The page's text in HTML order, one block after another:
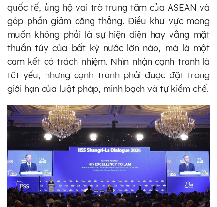
quốc tế, ủng hộ vai trò trung tâm của ASEAN và
góp phần giảm căng thẳng. Điều khu vực mong
muốn không phải là sự hiện diện hay vắng mặt
thuần túy của bất kỳ nước lớn nào, mà là một
cam kết có trách nhiệm. Nhìn nhận cạnh tranh là
tất yếu, nhưng cạnh tranh phải được đặt trong
giới hạn của luật pháp, minh bạch và tự kiềm chế.